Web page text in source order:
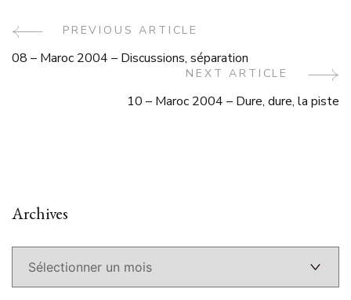
Post
PREVIOUS ARTICLE
08 – Maroc 2004 – Discussions, séparation
NEXT ARTICLE
10 – Maroc 2004 – Dure, dure, la piste
Archives